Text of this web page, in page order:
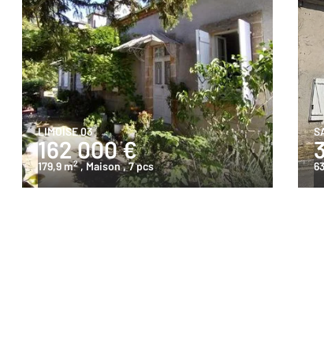
LIMOISE 03
162 000 €
179,9 m2 , Maison, 7 pcs